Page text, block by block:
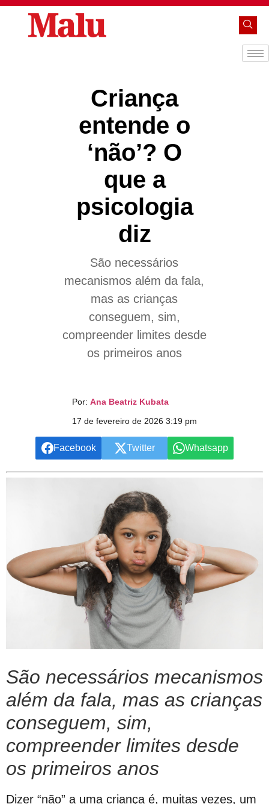
Criança
entende o
‘não’? O
que a
psicologia
diz
São necessários
mecanismos além da fala,
mas as crianças
conseguem, sim,
compreender limites desde
os primeiros anos
Por: Ana Beatriz Kubata
17 de fevereiro de 2026 3:19 pm
Facebook Twitter Whatsapp
São necessários mecanismos
além da fala, mas as crianças
conseguem, sim,
compreender limites desde
os primeiros anos
Dizer “não” a uma criança é, muitas vezes, um